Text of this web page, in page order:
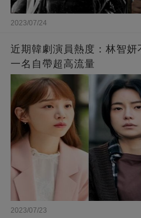
2023/07/24
近期韓劇演員熱度：林智
一名自帶超高流量
2023/07/23